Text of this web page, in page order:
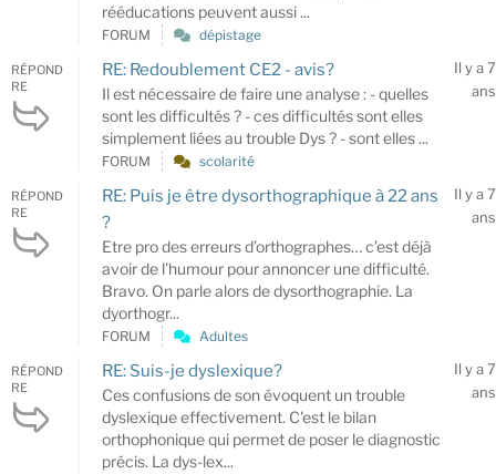
rééducations peuvent aussi ...
FORUM dépistage
RÉPOND
RE
RE: Redoublement CE2 - avis?
Il est nécessaire de faire une analyse : - quelles
sont les difficultés ? - ces difficultés sont elles
simplement liées au trouble Dys ? - sont elles ...
Il y a 7
ans
FORUM scolarité
RÉPOND
RE
RE: Puis je être dysorthographique à 22 ans
?
Etre pro des erreurs d’orthographes… c’est déjà
avoir de l’humour pour annoncer une difficulté.
Bravo. On parle alors de dysorthographie. La
dyorthogr...
Il y a 7
ans
FORUM Adultes
RÉPOND
RE
RE: Suis-je dyslexique?
Ces confusions de son évoquent un trouble
dyslexique effectivement. C'est le bilan
orthophonique qui permet de poser le diagnostic
précis. La dys-lex...
Il y a 7
ans